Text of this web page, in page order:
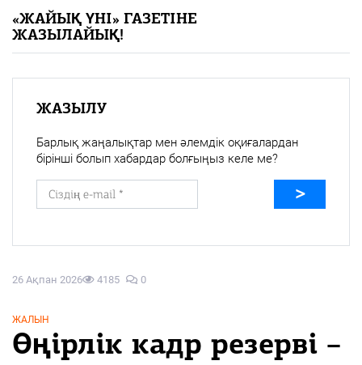
«Жайық үні» — 33 жыл
Каталог
26 Ақпан 2026 4185 0
ЖАЛЫН
Өңірлік кадр резерві –
«ЖАЙЫҚ ҮНІ» ГАЗЕТІНЕ
ЖАЗЫЛАЙЫҚ!
ЖАЗЫЛУ
Барлық жаңалықтар мен әлемдік оқиғалардан
бірінші болып хабардар болғыңыз келе ме?